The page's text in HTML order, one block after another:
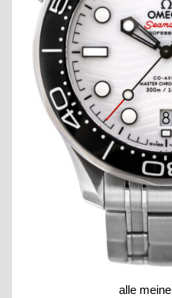
alle meine